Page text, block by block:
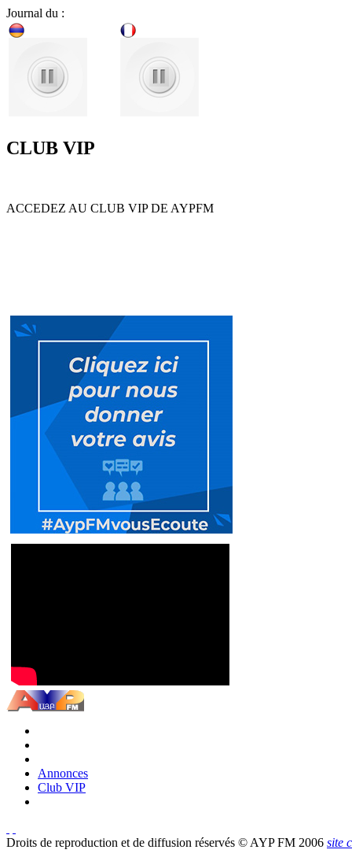
Journal du :
CLUB VIP
ACCEDEZ AU CLUB VIP DE AYPFM
Annonces
Club VIP
Droits de reproduction et de diffusion réservés © AYP FM 2006 site